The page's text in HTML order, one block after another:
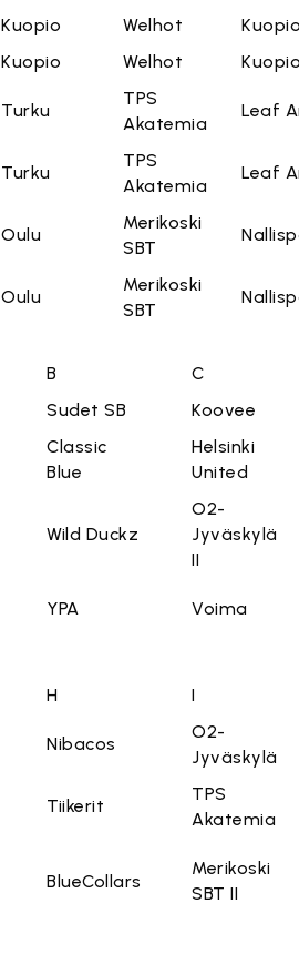
Kuopio Welhot
Kuopio Welhot
Turku
TPS
Akatemia
Leaf
Turku
TPS
Akatemia
Leaf
Oulu
Merikoski
SBT
Oulu
Merikoski
SBT
B C
Sudet SB Koovee
Classic
Blue
Helsinki
United
Wild Duckz
O2-
Jyväskylä
II
YPA Voima
H I
Nibacos
O2-
Jyväskylä
Tiikerit
TPS
Akatemia
BlueCollars
Merikoski
SBT II